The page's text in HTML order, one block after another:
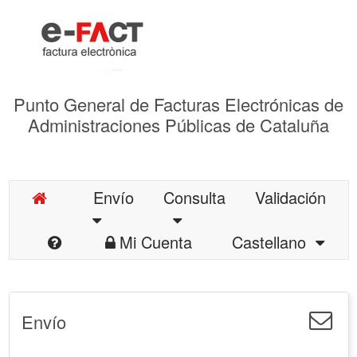
Punto General de Facturas Electrónicas de
Administraciones Públicas de Cataluña
Envío Consulta
Validación
Mi Cuenta
Castellano
Envío